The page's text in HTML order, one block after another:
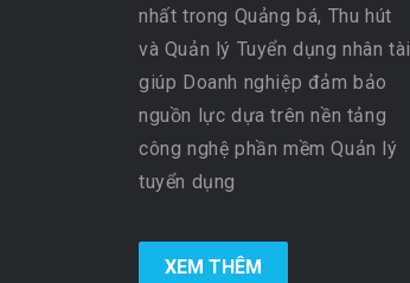
nhất trong Quảng bá, Thu hút
và Quản lý Tuyển dụng nhân tài
giúp Doanh nghiệp đảm bảo
nguồn lực dựa trên nền tảng
công nghệ phần mềm Quản lý
tuyển dụng
XEM THÊM